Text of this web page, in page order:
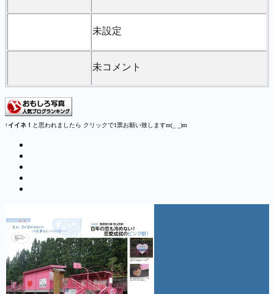
未設定
未コメント
↑イイネ！ と思われましたら クリックで1票お願い致しますm(_ _)m